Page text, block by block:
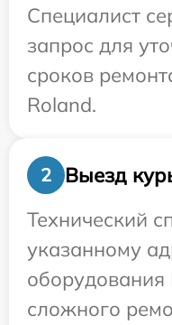
Специалист
запрос для
сроков
Roland.
2
Выезд
Технический
указанному
оборудования
сложного